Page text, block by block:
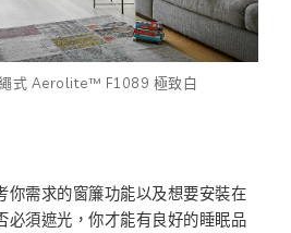
式 Aerolite™ F1089 極致白
你需求的窗簾功能以及想要安裝在
必須遮光，你才能有良好的睡眠品